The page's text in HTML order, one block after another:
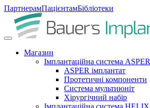
ПартнерамПацієнтамБібліотеки
Магазин
Імплантаційна система ASPER
ASPER імплантат
Протетичні компоненти
Система мультиюніт
Хірургічний набір
Імплантаційна система HELIX